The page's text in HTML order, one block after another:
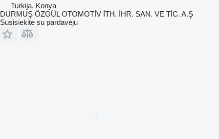
Turkija, Konya
DURMUŞ ÖZGÜL OTOMOTİV İTH. İHR. SAN. VE TİC. A.Ş
Susisiekite su pardavėju